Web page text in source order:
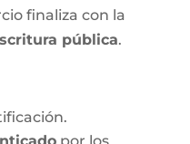
finaliza con la
pública.